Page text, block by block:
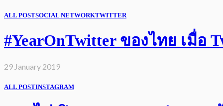
ALL POSTSOCIAL NETWORKTWITTER
#YearOnTwitter ของไทย เมื่อ
29 January 2019
ALL POSTINSTAGRAM